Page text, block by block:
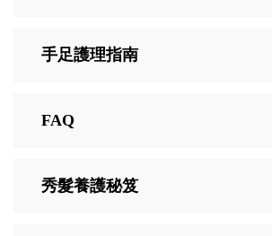
手足護理指南
FAQ
秀髮養護秘笈